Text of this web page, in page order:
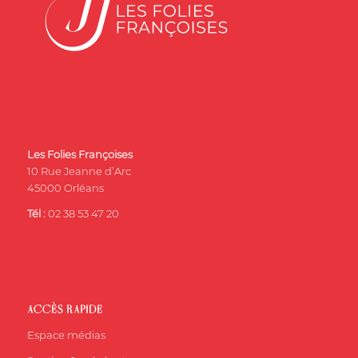
Les Folies Françoises
10 Rue Jeanne d’Arc
45000 Orléans
Tél : 02 38 53 47 20
ACCÈS RAPIDE
Espace médias